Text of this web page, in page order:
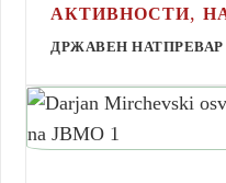
АКТИВНОСТИ,
ДРЖАВЕН